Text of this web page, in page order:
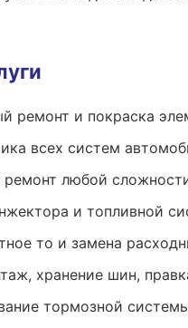
ремонт и покраска
всех систем
ремонт любой
и топливной
то и замена
хранение шин,
тормозной